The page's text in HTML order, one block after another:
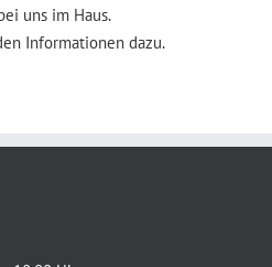
uns im Haus.
Informationen dazu.